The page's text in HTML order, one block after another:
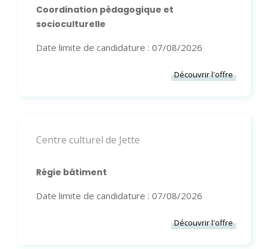
Coordination pédagogique et
socioculturelle
Date limite de candidature : 07/08/2026
Découvrir l'offre
Centre culturel de Jette
Régie bâtiment
Date limite de candidature : 07/08/2026
Découvrir l'offre